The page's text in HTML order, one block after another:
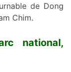
de Dong
Chim.
national,